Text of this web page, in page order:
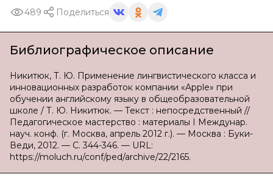
489 Поделиться
Библиографическое описание
Никитюк, Т. Ю. Применение лингвистического класса и
инновационных разработок компании «Apple» при
обучении английскому языку в общеобразовательной
школе / Т. Ю. Никитюк. — Текст : непосредственный //
Педагогическое мастерство : материалы I Междунар.
науч. конф. (г. Москва, апрель 2012 г.). — Москва : Буки-
Веди, 2012. — С. 344-346. — URL:
https://moluch.ru/conf/ped/archive/22/2165.